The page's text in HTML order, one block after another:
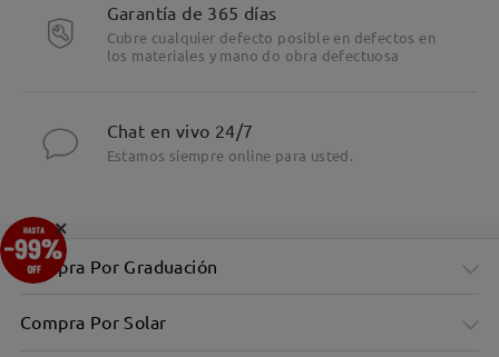
Garantía de 365 días
Cubre cualquier defecto posible en defectos en
los materiales y mano do obra defectuosa
Chat en vivo 24/7
Estamos siempre online para usted.
Compra Por Graduación
Compra Por Solar
×